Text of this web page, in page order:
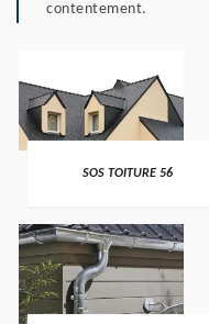
contentement.
>
SOS TOITURE 56